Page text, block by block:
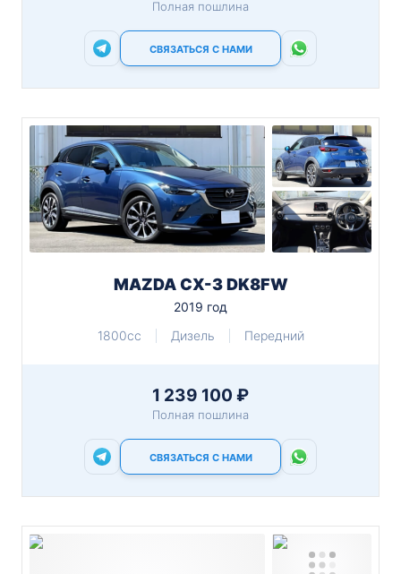
Полная пошлина
СВЯЗАТЬСЯ С НАМИ
MAZDA CX-3 DK8FW
2019 год
1800cc
Дизель Передний
1 239 100 ₽
Полная пошлина
СВЯЗАТЬСЯ С НАМИ